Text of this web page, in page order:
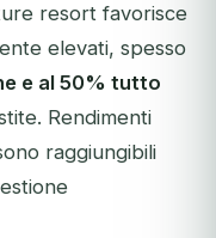
resort favorisce
elevati, spesso
e al 50% tutto
Rendimenti
raggiungibili